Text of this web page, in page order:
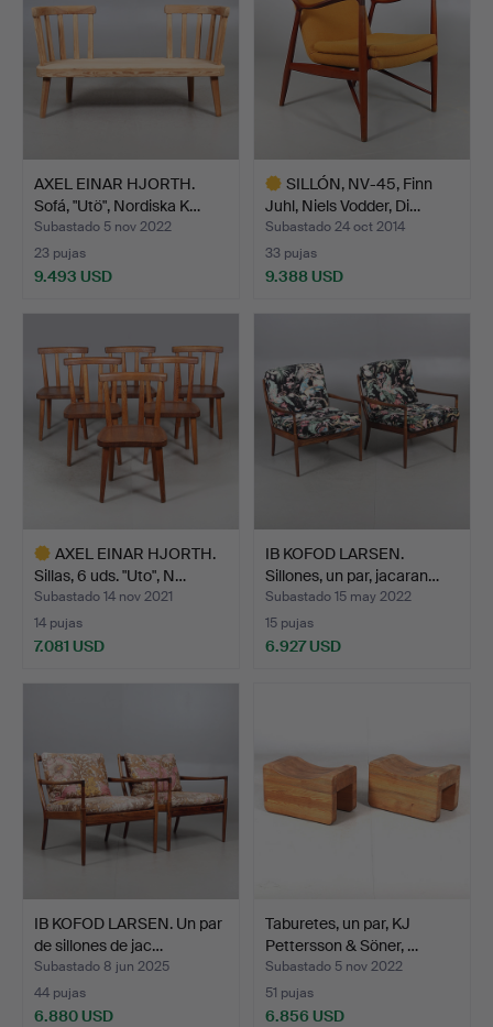
AXEL EINAR HJORTH.
Sofá, "Utö", Nordiska K…
Subastado 5 nov 2022
23 pujas
9.493 USD
SILLÓN, NV-45, Finn
Juhl, Niels Vodder, Di…
Subastado 24 oct 2014
33 pujas
9.388 USD
AXEL EINAR HJORTH.
Sillas, 6 uds. "Uto", N…
Subastado 14 nov 2021
14 pujas
7.081 USD
IB KOFOD LARSEN.
Sillones, un par, jacaran…
Subastado 15 may 2022
15 pujas
6.927 USD
IB KOFOD LARSEN. Un par
de sillones de jac…
Subastado 8 jun 2025
44 pujas
6.880 USD
Taburetes, un par, KJ
Pettersson & Söner, …
Subastado 5 nov 2022
51 pujas
6.856 USD